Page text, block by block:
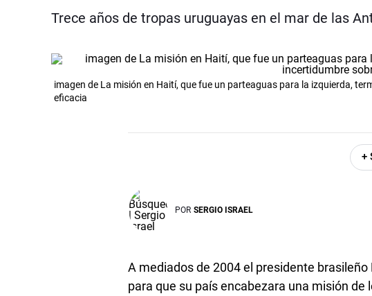
Trece años de tropas uruguayas en el mar de las
imagen de La misión en Haití, que fue un parteaguas para la izquierda,
eficacia
+
POR SERGIO ISRAEL
A mediados de 2004 el presidente
para que su país encabezara una misión de